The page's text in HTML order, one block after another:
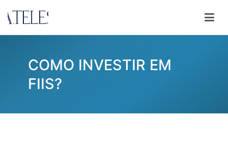
para
COMO INVESTIR EM
FIIS?